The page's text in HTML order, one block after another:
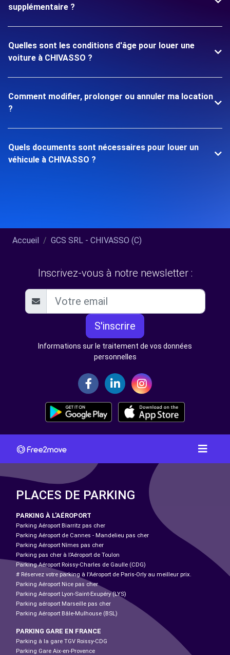
supplémentaire ?
Quelles sont les conditions d'âge pour louer une
voiture à CHIVASSO ?
Comment modifier, prolonger ou annuler ma location
?
Quels documents sont nécessaires pour louer un
véhicule à CHIVASSO ?
Accueil GCS SRL - CHIVASSO (C)
Inscrivez-vous à notre newsletter :
S'inscrire
Informations sur le traitement de vos données
personnelles
PLACES DE PARKING
PARKING À L'AÉROPORT
Parking Aéroport Biarritz pas cher
Parking Aéroport de Cannes - Mandelieu pas cher
Parking Aéroport Nîmes pas cher
Parking pas cher à l’Aéroport de Toulon
Parking Aéroport Roissy-Charles de Gaulle (CDG)
# Réservez votre parking à l'Aéroport de Paris-Orly au meilleur prix.
Parking Aéroport Nice pas cher
Parking Aéroport Lyon-Saint-Exupéry (LYS)
Parking aéroport Marseille pas cher
Parking Aéroport Bâle-Mulhouse (BSL)
PARKING GARE EN FRANCE
Parking à la gare TGV Roissy-CDG
Parking Gare Aix-en-Provence